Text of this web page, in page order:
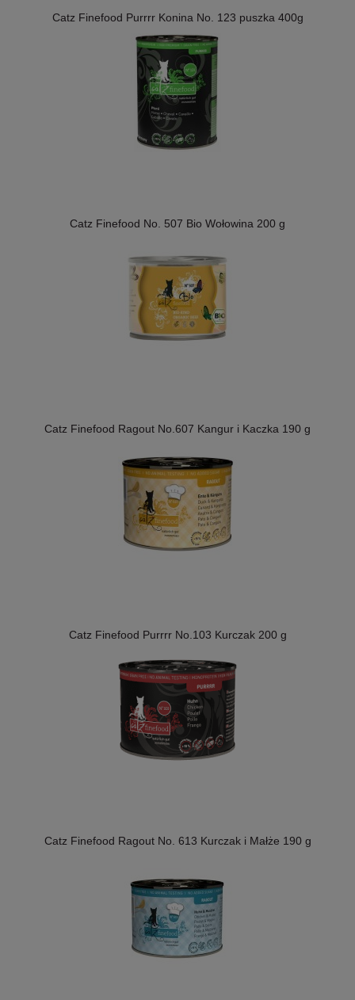
Catz Finefood Purrrr Konina No. 123 puszka 400g
Catz Finefood No. 507 Bio Wołowina 200 g
Catz Finefood Ragout No.607 Kangur i Kaczka 190 g
Catz Finefood Purrrr No.103 Kurczak 200 g
Catz Finefood Ragout No. 613 Kurczak i Małże 190 g